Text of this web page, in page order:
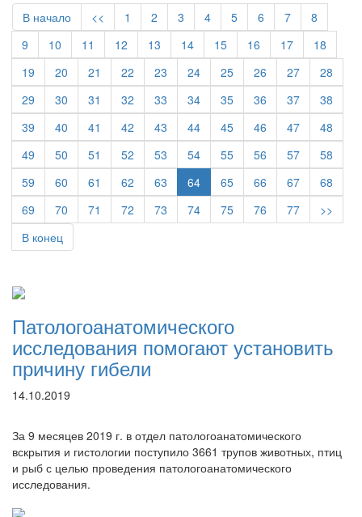
В начало << 1 2 3 4 5 6 7
8
9
10 11 12 13 14 15 16 17
18
19
20 21 22 23 24 25 26 27
28
29
30 31 32 33 34 35 36 37
38
39
40 41 42 43 44 45 46 47
48
49
50 51 52 53 54 55 56 57
58
59
60 61 62 63 64 65 66 67
68
69
70 71 72 73 74 75 76 77
>>
В конец
Патологоанатомического
исследования помогают установить
причину гибели
14.10.2019
За 9 месяцев 2019 г. в отдел патологоанатомического
вскрытия и гистологии поступило 3661 трупов животных, птиц
и рыб с целью проведения патологоанатомического
исследования.